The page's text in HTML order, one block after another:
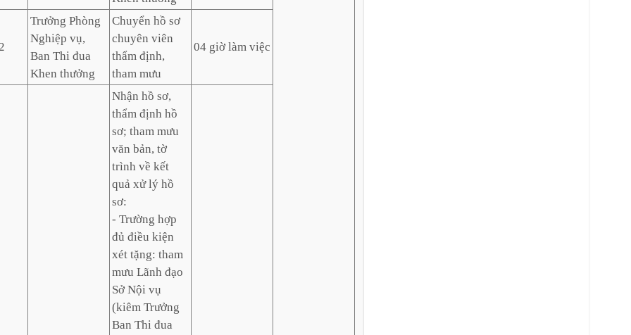
Trưởng Phòng
Nghiệp vụ,
Ban Thi đua
Khen thưởng
Chuyển hồ sơ
chuyên viên
thẩm định,
tham mưu
04 giờ làm việc
Nhận hồ sơ,
thẩm định hồ
sơ; tham mưu
văn bản, tờ
trình về kết
quả xử lý hồ
sơ:
- Trường hợp
đủ điều kiện
xét tặng: tham
mưu Lãnh đạo
Sở Nội vụ
(kiêm Trưởng
Ban Thi đua